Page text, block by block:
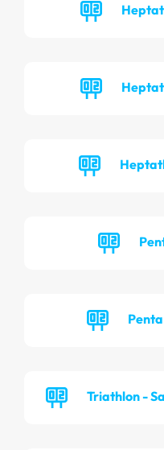
Triathlon -